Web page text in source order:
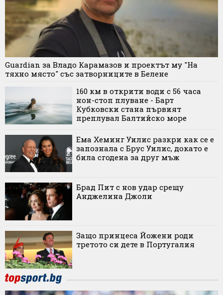
Guardian за Владо Карамазов и проектът му "На
тяхно място" със затворниците в Белене
160 км в открити води с 56 часа
нон-стоп плуване - Барт
Кубковски стана първият
преплувал Балтийско море
Ема Хеминг Уилис разкри как се е
запознала с Брус Уилис, докато е
била сгодена за друг мъж
Брад Пит с нов удар срещу
Анджелина Джоли
Защо принцеса Йожени роди
третото си дете в Португалия